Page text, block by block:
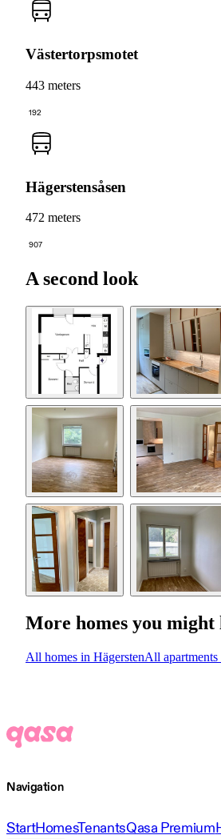
Västertorpsmotet
443 meters
192
Hägerstensåsen
472 meters
907
A second look
More homes you might
All homes in HägerstenAll apartments
Navigation
StartHomesTenantsQasa Premium